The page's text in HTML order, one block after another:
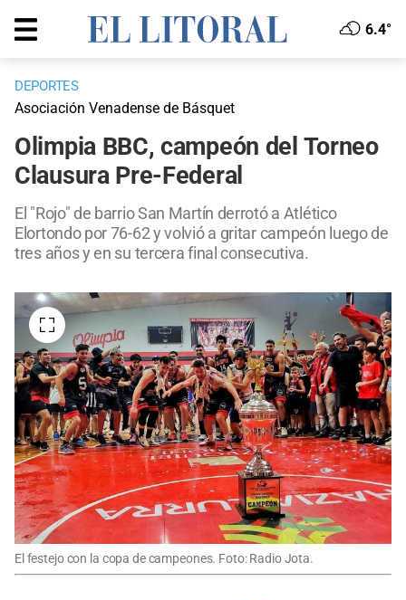
6.4°
DEPORTES
Asociación Venadense de Básquet
Olimpia BBC, campeón del Torneo
Clausura Pre-Federal
El "Rojo" de barrio San Martín derrotó a Atlético
Elortondo por 76-62 y volvió a gritar campeón luego de
tres años y en su tercera final consecutiva.
El festejo con la copa de campeones. Foto: Radio Jota.